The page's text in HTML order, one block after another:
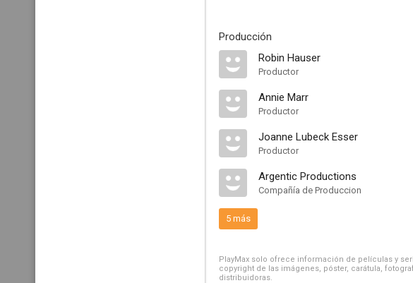
Producción
Robin Hauser
Productor
Annie Marr
Productor
Joanne Lubeck Esser
Productor
Argentic Productions
Compañía de Produccion
5 más
PlayMax solo ofrece información de películas y
copyright de las imágenes, póster, carátula,
distribuidoras.